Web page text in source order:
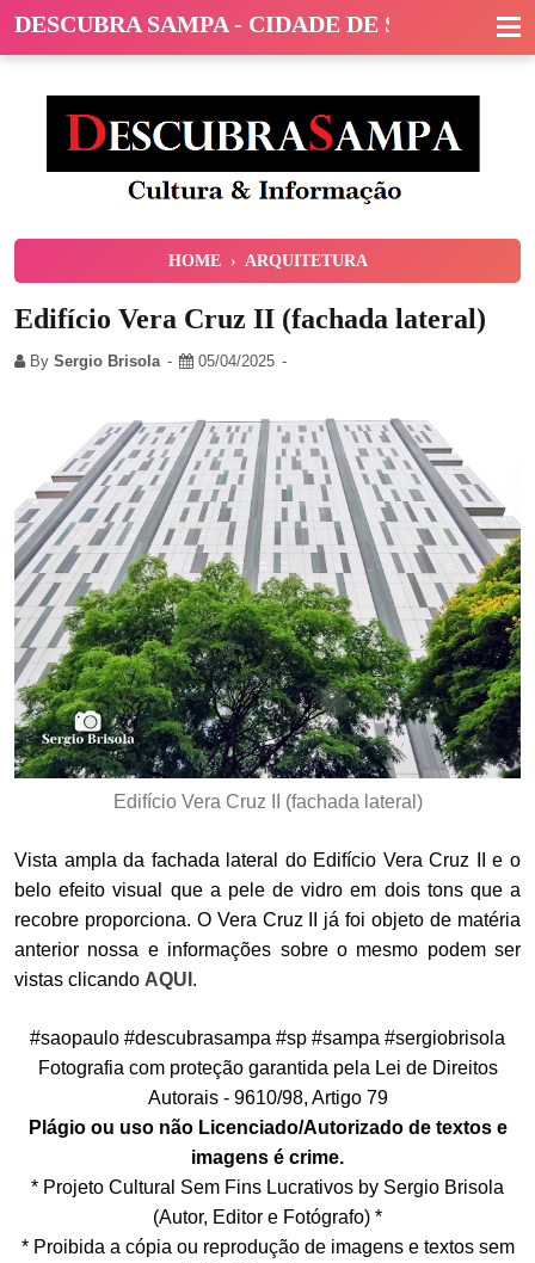
DESCUBRA SAMPA - CIDADE DE SÃO PAULO
HOME › ARQUITETURA
Edifício Vera Cruz II (fachada lateral)
By Sergio Brisola 05/04/2025
Edifício Vera Cruz II (fachada lateral)
Vista ampla da fachada lateral do Edifício Vera Cruz II e o
belo efeito visual que a pele de vidro em dois tons que a
recobre proporciona. O Vera Cruz II já foi objeto de matéria
anterior nossa e informações sobre o mesmo podem ser
vistas clicando AQUI .
#saopaulo #descubrasampa #sp #sampa #sergiobrisola
Fotografia com proteção garantida pela Lei de Direitos
Autorais - 9610/98, Artigo 79
Plágio ou uso não Licenciado/Autorizado de textos e
imagens é crime.
* Projeto Cultural Sem Fins Lucrativos by Sergio Brisola
(Autor, Editor e Fotógrafo) *
* Proibida a cópia ou reprodução de imagens e textos sem